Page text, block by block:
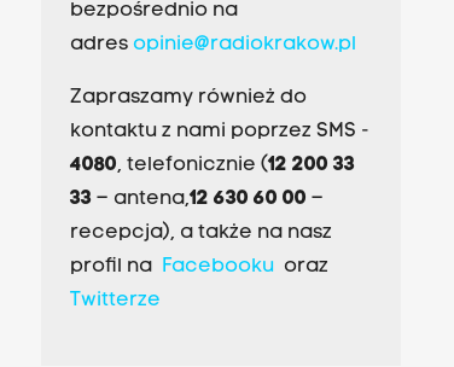
bezpośrednio na
adres opinie@radiokrakow.pl
Zapraszamy również do
kontaktu z nami poprzez SMS -
4080, telefonicznie (12 200 33
33– antena,12 630 60 00 –
recepcja), a także na nasz
profil na Facebookuoraz
Twitterze